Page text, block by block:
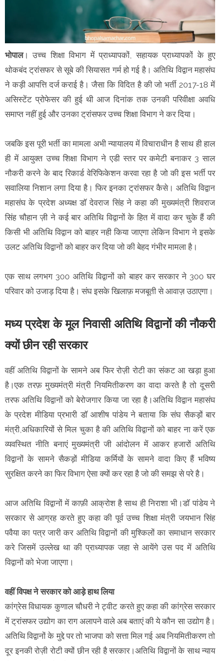
भोपाल। उच्च शिक्षा विभाग में प्राध्यापकों, सहायक प्राध्यापकों के हुए
थोकबंद ट्रांसफर से सूबे की सियासत गर्म हो गई है। अतिथि विद्वान महासंघ
ने कड़ी आपत्ति दर्ज कराई है। जैसा कि विदित है की जो भर्ती 2017-18 में
असिस्टेंट प्रोफेसर की हुई थी आज दिनांक तक उनकी परिवीक्षा अवधि
समाप्त नहीं हुई और उनका ट्रांसफर उच्च शिक्षा विभाग ने कर दिया।
जबकि इस पूरी भर्ती का मामला अभी न्यायालय में विचाराधीन है साथ ही हाल
ही में आयुक्त उच्च शिक्षा विभाग ने एडी स्तर पर कमेटी बनाकर 3 साल
नौकरी करने के बाद रिकार्ड वेरिफिकेशन करवा रहा है जो की इस भर्ती पर
सवालिया निशान लगा दिया है। फिर इनका ट्रांसफर कैसे। अतिथि विद्वान
महासंघ के प्रदेश अध्यक्ष डॉ देवराज सिंह ने कहा की मुख्यमंत्री शिवराज
सिंह चौहान ज़ी ने कई बार अतिथि विद्वानों के हित में वादा कर चुके हैं की
किसी भी अतिथि विद्वान को बाहर नही किया जाएगा लेकिन विभाग ने इसके
उलट अतिथि विद्वानों को बाहर कर दिया जो की बेहद गंभीर मामला है।
एक साथ लगभग 300 अतिथि विद्वानों को बाहर कर सरकार ने 300 घर
परिवार को उजाड़ दिया है। संघ इसके खिलाफ़ मजबूती से आवाज़ उठाएगा।
मध्य प्रदेश के मूल निवासी अतिथि विद्वानों की नौकरी
क्यों छीन रही सरकार
वहीं अतिथि विद्वानों के सामने अब फिर रोज़ी रोटी का संकट आ खड़ा हुआ
है।एक तरफ़ मुख्यमंत्री मंत्री नियमितीकरण का वादा करते है तो दूसरी
तरफ अतिथि विद्वानों को बेरोजगार किया जा रहा है।अतिथि विद्वान महासंघ
के प्रदेश मीडिया प्रभारी डॉ आशीष पांडेय ने बताया कि संघ सैकड़ों बार
मंत्री,अधिकारियों से मिल चुका है की अतिथि विद्वानों को बाहर ना करें एक
व्यवस्थित नीति बनाएं मुख्यमंत्री जी आंदोलन में आकर हजारों अतिथि
विद्वानों के सामने सैकड़ों मीडिया कर्मियों के सामने वादा किए हैं भविष्य
सुरक्षित करने का फिर विभाग ऐसा क्यों कर रहा है जो की समझ से परे है।
आज अतिथि विद्वानों में काफ़ी आक्रोश है साथ ही निराशा भी।डॉ पांडेय ने
सरकार से आग्रह करते हुए कहा की पूर्व उच्च शिक्षा मंत्री जयभान सिंह
पवैया का पत्र जारी कर अतिथि विद्वानों की मुश्किलों का समाधान सरकार
करे जिसमें उल्लेख था की प्राध्यापक जहा से आयेंगे उस पद में अतिथि
विद्वानों को भेजा जाएगा।
वहीं विपक्ष ने सरकार को आड़े हाथ लिया
कांग्रेस विधायक कुणाल चौधरी ने ट्वीट करते हुए कहा की कांग्रेस सरकार
में ट्रांसफर उद्योग का राग अलापने वाले अब बताएं की ये कौन सा उद्योग है।
अतिथि विद्वानों के मुद्दे पर तो भाजपा को सत्ता मिल गई अब नियमितीकरण तो
दूर इनकी रोज़ी रोटी क्यों छीन रही है सरकार।अतिथि विद्वानों के साथ न्याय